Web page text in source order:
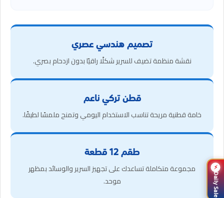
تصميم هندسي عصري
نقشة منظمة تضيف للسرير شكلًا راقيًا بدون ازدحام بصري.
قطن تركي ناعم
خامة قطنية مريحة تناسب الاستخدام اليومي وتمنح ملمسًا لطيفًا.
طقم 12 قطعة
مجموعة متكاملة تساعدك على تجهيز السرير والوسائد بمظهر
موحد.
⚡
Daily Sale